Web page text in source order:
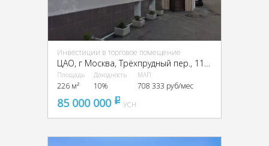
Инвестиции в торговое помещение
ЦАО, г Москва, Трёхпрудный пер., 11/13, стр. 2
Площадь
226 м²
Доходность
10%
МАП
708 333 руб/мес
85 000 000 pуб
УСН